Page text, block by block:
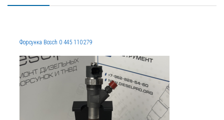
Форсунка Bosch 0 445 110 279